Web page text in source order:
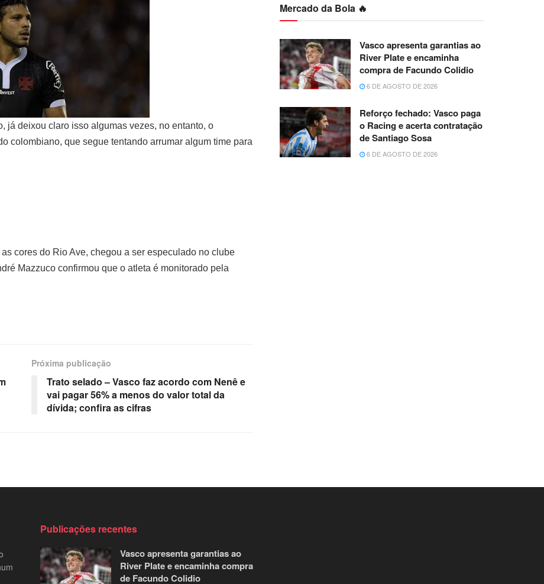
já deixou claro isso algumas vezes, no entanto, o
colombiano, que segue tentando arrumar algum time para
cores do Rio Ave, chegou a ser especulado no clube
Mazzuco confirmou que o atleta é monitorado pela
Próxima publicação
Trato selado – Vasco faz acordo com Nenê e
vai pagar 56% a menos do valor total da
dívida; confira as cifras
Mercado da Bola 🔥
Vasco apresenta garantias ao
River Plate e encaminha
compra de Facundo Colidio
6 DE AGOSTO DE 2026
Reforço fechado: Vasco paga
o Racing e acerta contratação
de Santiago Sosa
6 DE AGOSTO DE 2026
Publicações recentes
Vasco apresenta garantias ao
River Plate e encaminha compra
de Facundo Colidio